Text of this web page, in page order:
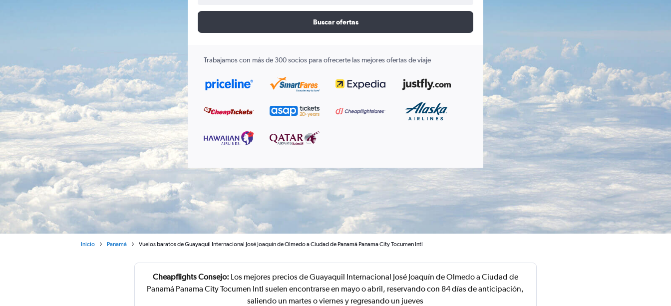
Buscar ofertas
Trabajamos con más de 300 socios para ofrecerte las mejores ofertas de viaje
Inicio Panamá Vuelos baratos de Guayaquil Internacional José Joaquín de Olmedo a Ciudad de Panamá Panama City Tocumen Intl
Cheapflights Consejo: Los mejores precios de Guayaquil Internacional José Joaquín de Olmedo a Ciudad de
Panamá Panama City Tocumen Intl suelen encontrarse en mayo o abril, reservando con 84 días de anticipación,
saliendo un martes o viernes y regresando un jueves